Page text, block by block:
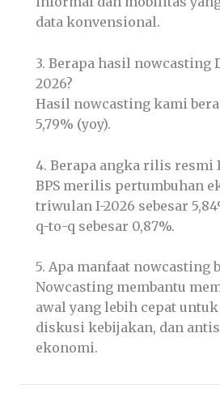
data konvensional.
3. Berapa hasil nowcasting
2026?
Hasil nowcasting kami
5,79% (yoy).
4. Berapa angka rilis resmi
BPS merilis pertumbuhan
triwulan I-2026 sebesar
q-to-q sebesar 0,87%.
5. Apa manfaat nowcasting
Nowcasting membantu
awal yang lebih cepat
diskusi kebijakan, dan
ekonomi.